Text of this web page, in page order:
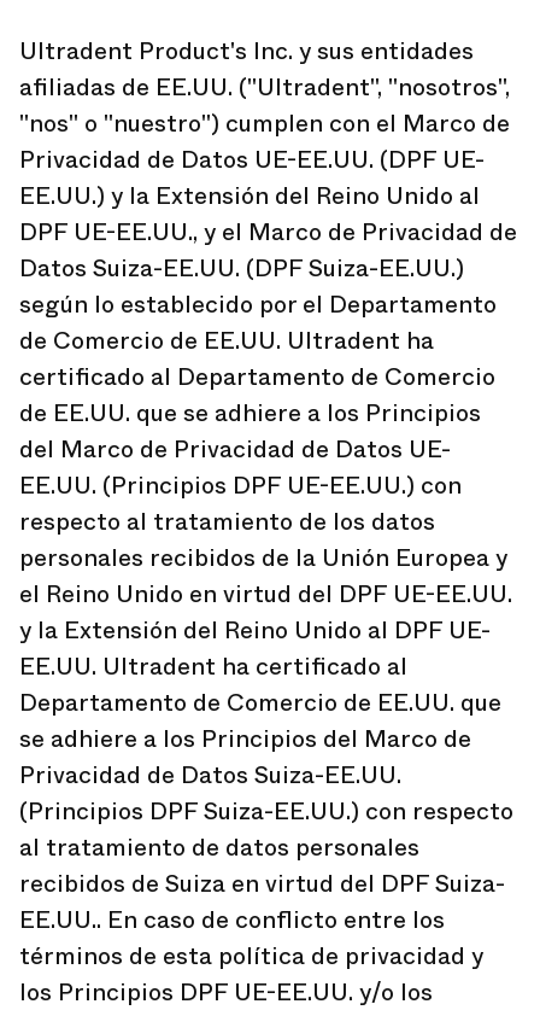
Ultradent Product's Inc. y sus entidades
afiliadas de EE.UU. ("Ultradent", "nosotros",
"nos" o "nuestro") cumplen con el Marco de
Privacidad de Datos UE-EE.UU. (DPF UE-
EE.UU.) y la Extensión del Reino Unido al
DPF UE-EE.UU., y el Marco de Privacidad de
Datos Suiza-EE.UU. (DPF Suiza-EE.UU.)
según lo establecido por el Departamento
de Comercio de EE.UU. Ultradent ha
certificado al Departamento de Comercio
de EE.UU. que se adhiere a los Principios
del Marco de Privacidad de Datos UE-
EE.UU. (Principios DPF UE-EE.UU.) con
respecto al tratamiento de los datos
personales recibidos de la Unión Europea y
el Reino Unido en virtud del DPF UE-EE.UU.
y la Extensión del Reino Unido al DPF UE-
EE.UU. Ultradent ha certificado al
Departamento de Comercio de EE.UU. que
se adhiere a los Principios del Marco de
Privacidad de Datos Suiza-EE.UU.
(Principios DPF Suiza-EE.UU.) con respecto
al tratamiento de datos personales
recibidos de Suiza en virtud del DPF Suiza-
EE.UU.. En caso de conflicto entre los
términos de esta política de privacidad y
los Principios DPF UE-EE.UU. y/o los